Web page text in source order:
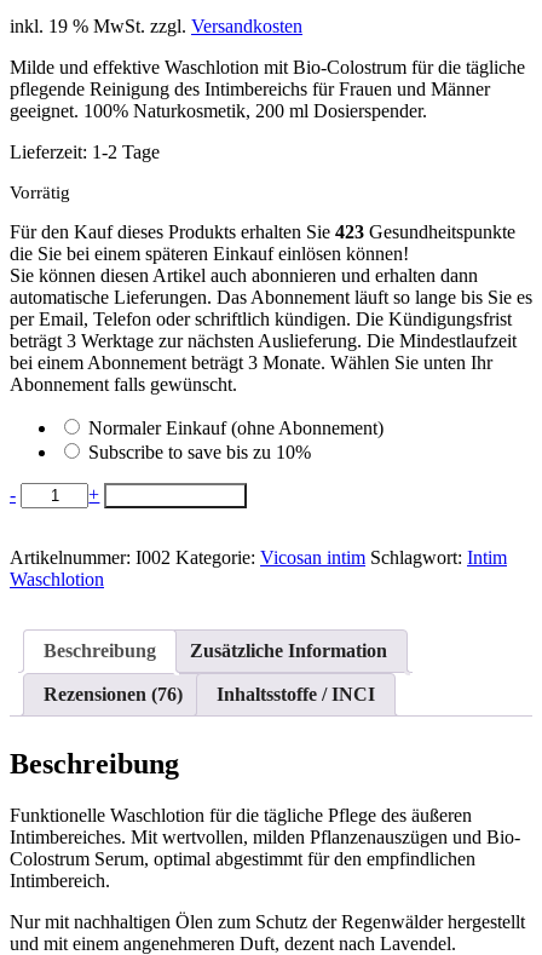
inkl. 19 % MwSt. zzgl. Versandkosten
Milde und effektive Waschlotion mit Bio-Colostrum für die tägliche
pflegende Reinigung des Intimbereichs für Frauen und Männer
geeignet. 100% Naturkosmetik, 200 ml Dosierspender.
Lieferzeit: 1-2 Tage
Vorrätig
Für den Kauf dieses Produkts erhalten Sie 423 Gesundheitspunkte
die Sie bei einem späteren Einkauf einlösen können!
Sie können diesen Artikel auch abonnieren und erhalten dann
automatische Lieferungen. Das Abonnement läuft so lange bis Sie es
per Email, Telefon oder schriftlich kündigen. Die Kündigungsfrist
beträgt 3 Werktage zur nächsten Auslieferung. Die Mindestlaufzeit
bei einem Abonnement beträgt 3 Monate. Wählen Sie unten Ihr
Abonnement falls gewünscht.
Normaler Einkauf (ohne Abonnement)
Subscribe to save bis zu 10%
-
VICOSAN
INTIM
Menge
+
Artikelnummer: I002 Kategorie: Vicosan intim Schlagwort: Intim
Waschlotion
Beschreibung Zusätzliche Information
Rezensionen (76) Inhaltsstoffe / INCI
Beschreibung
Funktionelle Waschlotion für die tägliche Pflege des äußeren
Intimbereiches. Mit wertvollen, milden Pflanzenauszügen und Bio-
Colostrum Serum, optimal abgestimmt für den empfindlichen
Intimbereich.
Nur mit nachhaltigen Ölen zum Schutz der Regenwälder hergestellt
und mit einem angenehmeren Duft, dezent nach Lavendel.